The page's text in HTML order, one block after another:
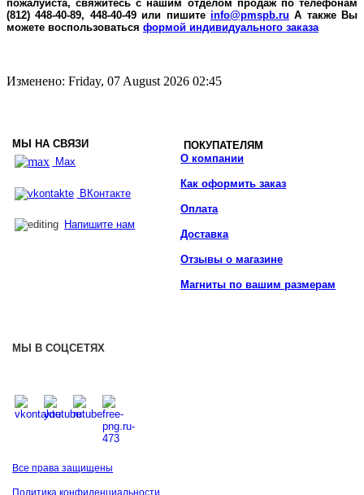
пожалуйста, свяжитесь с нашим отделом продаж по телефонам
(812) 448-40-89, 448-40-49 или пишите info@pmspb.ru А также Вы
можете воспользоваться формой индивидуального заказа
Изменено: Friday, 07 August 2026 02:45
МЫ НА СВЯЗИ
ПОКУПАТЕЛЯМ
Max
ВКонтакте
Напишите нам
О компании
Как оформить заказ
Оплата
Доставка
Отзывы о магазине
Магниты по вашим размерам
МЫ В СОЦСЕТЯХ
Все права защищены
Политика конфиденциальности